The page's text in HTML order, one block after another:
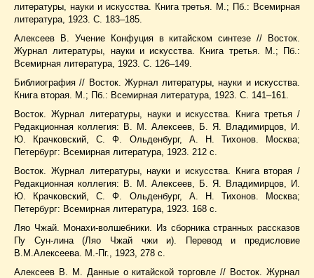
литературы, науки и искусства. Книга третья. М.; Пб.: Всемирная
литература, 1923. С. 183–185.
Алексеев В. Учение Конфуция в китайском синтезе // Восток.
Журнал литературы, науки и искусства. Книга третья. М.; Пб.:
Всемирная литература, 1923. С. 126–149.
Библиография // Восток. Журнал литературы, науки и искусства.
Книга вторая. М.; Пб.: Всемирная литература, 1923. С. 141–161.
Восток. Журнал литературы, науки и искусства. Книга третья /
Редакционная коллегия: В. М. Алексеев, Б. Я. Владимирцов, И.
Ю. Крачковский, С. Ф. Ольденбург, А. Н. Тихонов. Москва;
Петербург: Всемирная литература, 1923. 212 с.
Восток. Журнал литературы, науки и искусства. Книга вторая /
Редакционная коллегия: В. М. Алексеев, Б. Я. Владимирцов, И.
Ю. Крачковский, С. Ф. Ольденбург, А. Н. Тихонов. Москва;
Петербург: Всемирная литература, 1923. 168 с.
Ляо Чжай. Монахи-волшебники. Из сборника странных рассказов
Пу Сун-лина (Ляо Чжай чжи и). Перевод и предисловие
В.М.Алексеева. М.-Пг., 1923, 278 с.
Алексеев В. М. Данные о китайской торговле // Восток. Журнал